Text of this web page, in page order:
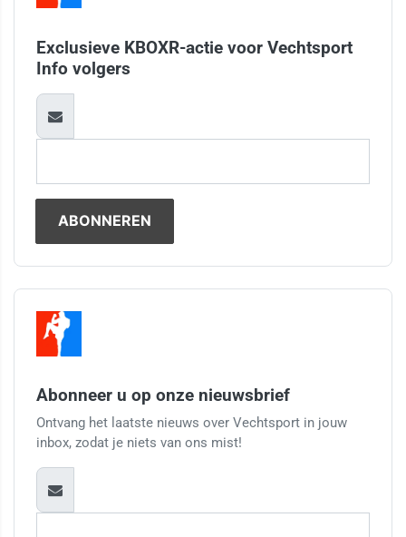
Exclusieve KBOXR-actie voor Vechtsport
Info volgers
Abonneer u op onze nieuwsbrief
Ontvang het laatste nieuws over Vechtsport in jouw
inbox, zodat je niets van ons mist!